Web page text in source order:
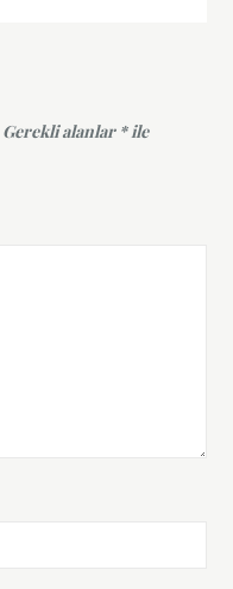
Gerekli alanlar *ile